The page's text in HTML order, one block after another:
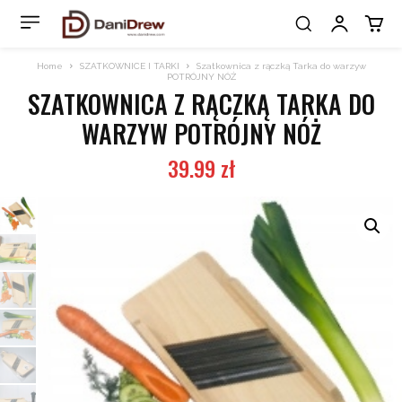
Home SZATKOWNICE I TARKI
Szatkownica z rączką Tarka do warzyw
POTRÓJNY NÓŻ
SZATKOWNICA Z RĄCZKĄ TARKA DO
WARZYW POTRÓJNY NÓŻ
39.99 zł